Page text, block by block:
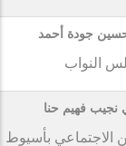
حسين جودة أحمد
النواب
نجيب فهيم حنا
الاجتماعي بأسيوط